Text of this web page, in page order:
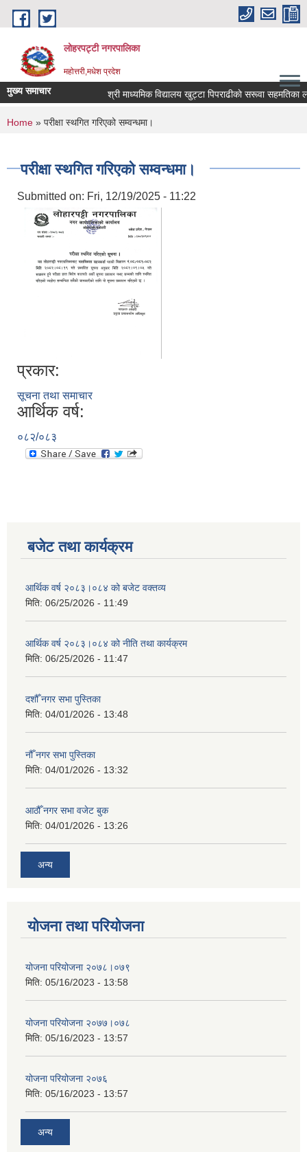
Skip to main content
लोहरपट्टी नगरपालिका
महोत्तरी,मधेश प्रदेश
मुख्य समाचार श्री माध्यमिक विद्यालय
You are here
Home » परीक्षा स्थगित गरिएको सम्वन्धमा।
परीक्षा स्थगित गरिएको सम्वन्धमा।
Submitted on: Fri, 12/19/2025 - 11:22
प्रकार:
सूचना तथा समाचार
आर्थिक वर्ष:
०८२/०८३
बजेट तथा कार्यक्रम
आर्थिक वर्ष २०८३।०८४ को बजेट वक्तव्य
मिति: 06/25/2026 - 11:49
आर्थिक वर्ष २०८३।०८४ को नीति तथा कार्यक्रम
मिति: 06/25/2026 - 11:47
दशौँ नगर सभा पुस्तिका
मिति: 04/01/2026 - 13:48
नौँ नगर सभा पुस्तिका
मिति: 04/01/2026 - 13:32
आठौँ नगर सभा वजेट बुक
मिति: 04/01/2026 - 13:26
अन्य
योजना तथा परियोजना
योजना परियोजना २०७८।०७९
मिति: 05/16/2023 - 13:58
योजना परियोजना २०७७।०७८
मिति: 05/16/2023 - 13:57
योजना परियोजना २०७६
मिति: 05/16/2023 - 13:57
अन्य